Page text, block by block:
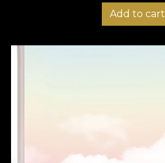
Add to cart